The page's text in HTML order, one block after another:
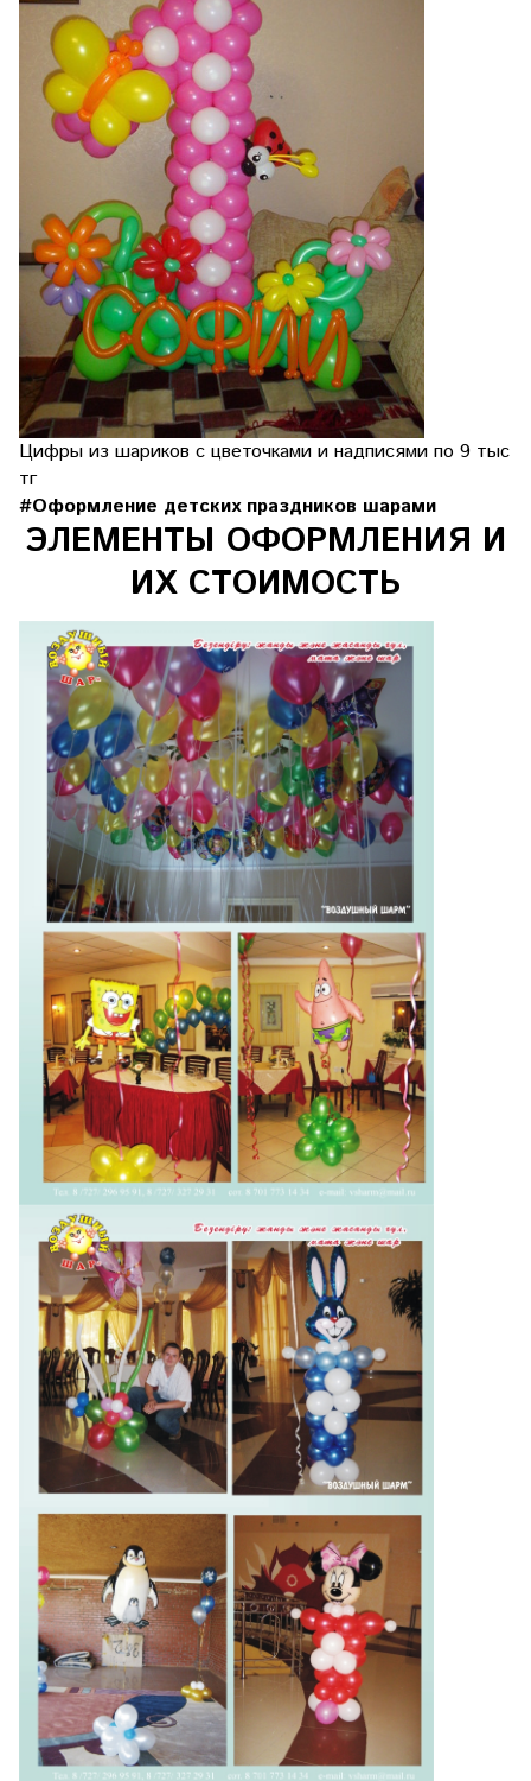
Цифры из шариков с цветочками и надписями по 9 тыс
тг
#Оформление детских праздников шарами
ЭЛЕМЕНТЫ ОФОРМЛЕНИЯ И
ИХ СТОИМОСТЬ